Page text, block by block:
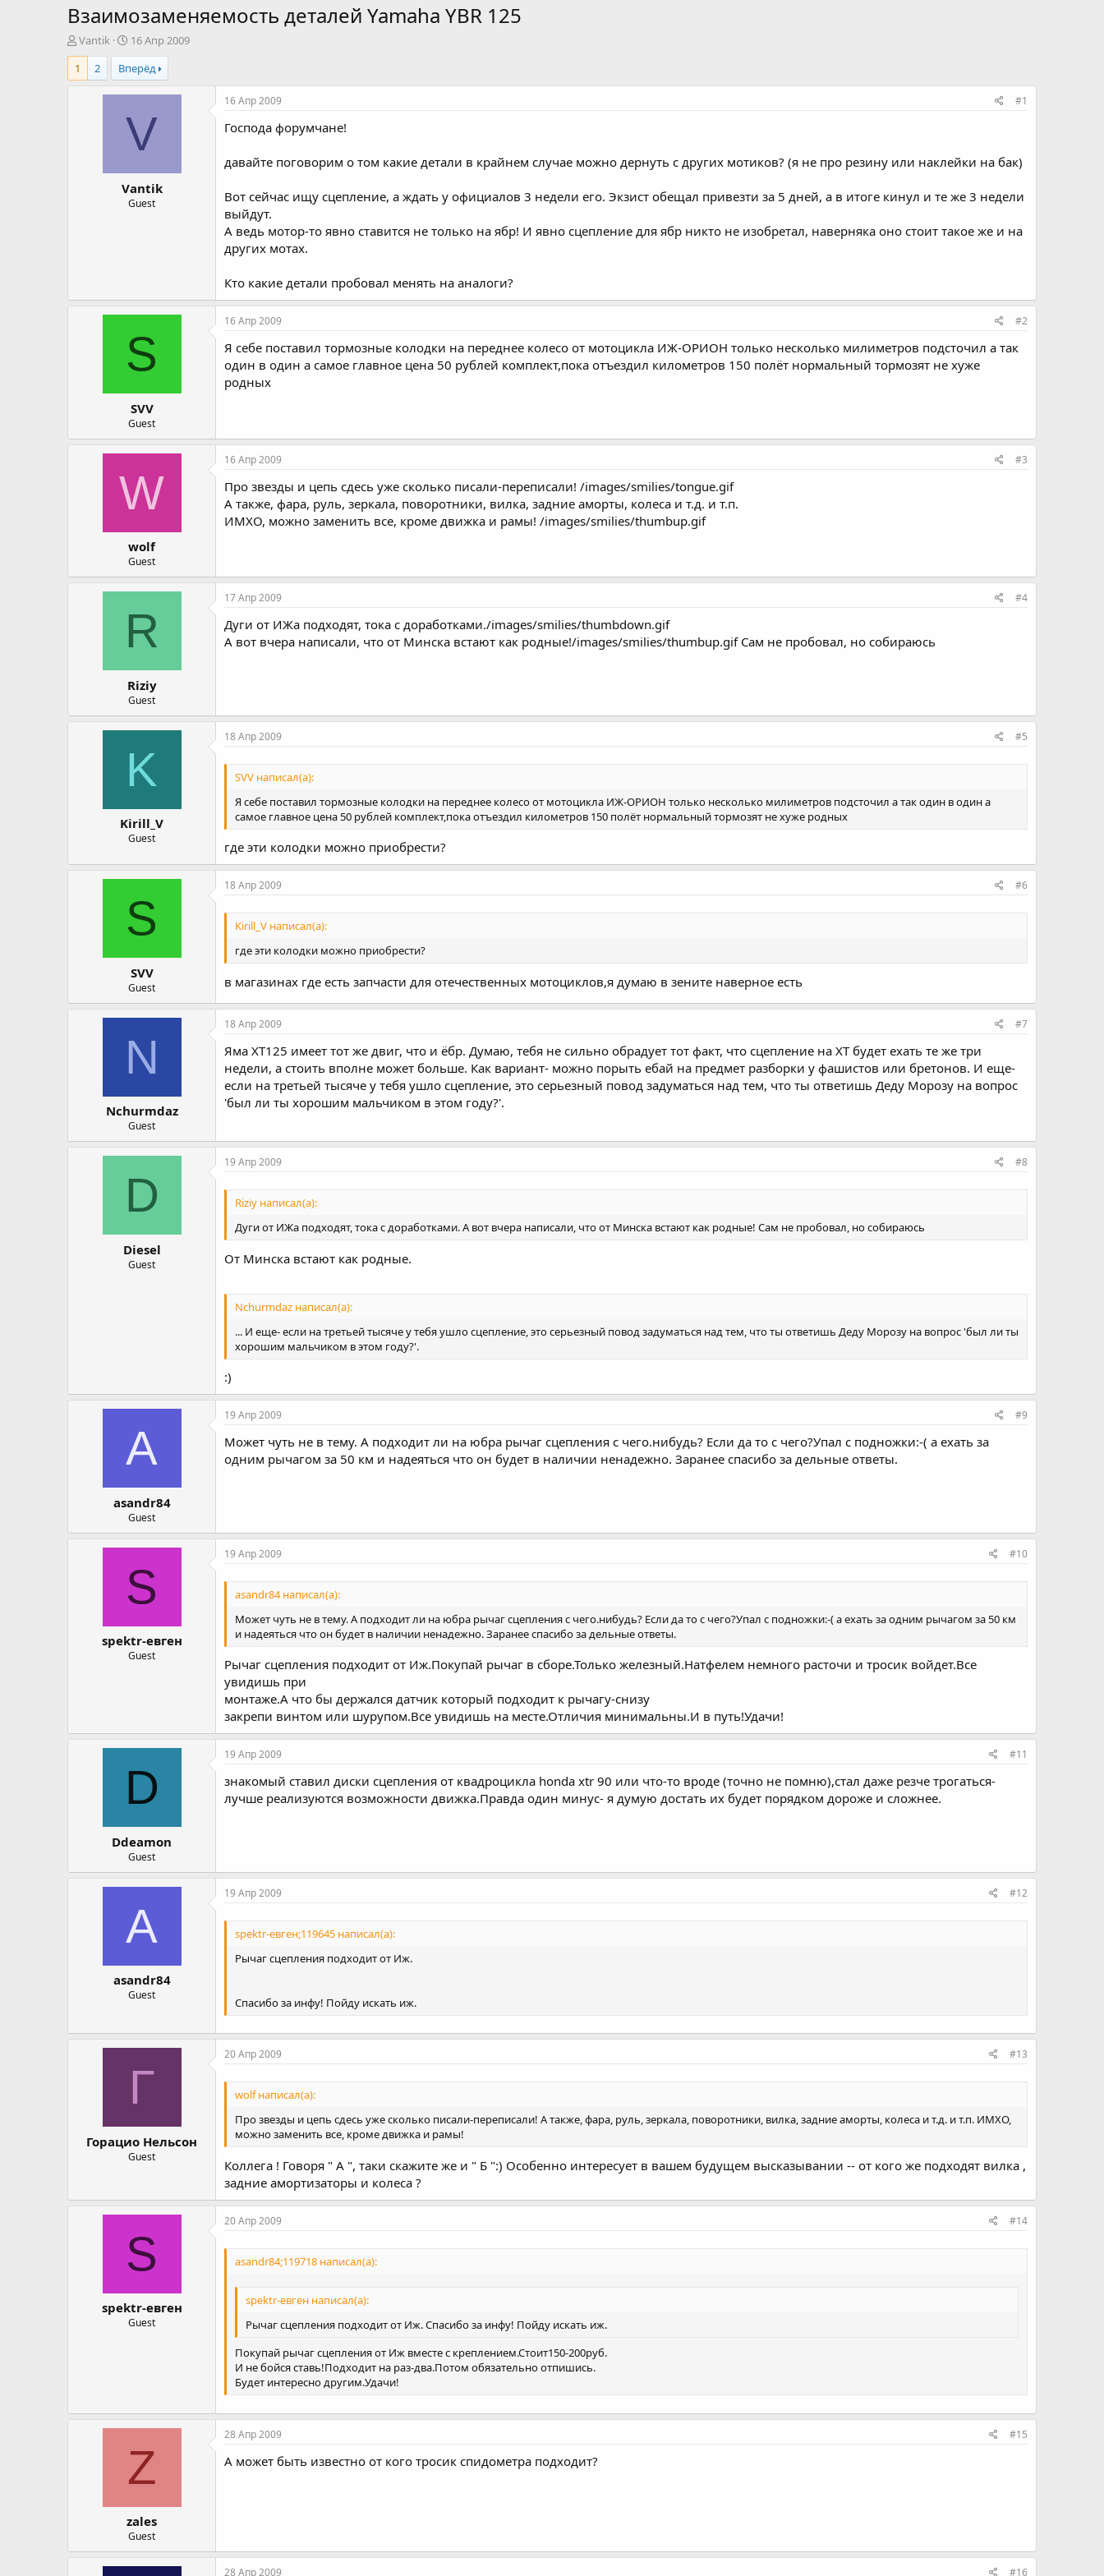
Взаимозаменяемость деталей Yamaha YBR 125
А
в
т
о
Vantik
Д
а
т
а
н
ч
а
а
16 Апр 2009
1
2 Вперёд
V
Vantik
Guest
16 Апр 2009 #1
Господа форумчане!
давайте поговорим о том какие детали в крайнем случае можно дернуть с других мотиков? (я не про резину или наклейки на бак)
Вот сейчас ищу сцепление, а ждать у официалов 3 недели его. Экзист обещал привезти за 5 дней, а в итоге кинул и те же 3 недели
выйдут.
А ведь мотор-то явно ставится не только на ябр! И явно сцепление для ябр никто не изобретал, наверняка оно стоит такое же и на
других мотах.
Кто какие детали пробовал менять на аналоги?
S
SVV
Guest
16 Апр 2009 #2
Я себе поставил тормозные колодки на переднее колесо от мотоцикла ИЖ-ОРИОН только несколько милиметров подсточил а так
один в один а самое главное цена 50 рублей комплект,пока отъездил километров 150 полёт нормальный тормозят не хуже
родных
W
wolf
Guest
16 Апр 2009 #3
Про звезды и цепь сдесь уже сколько писали-переписали! /images/smilies/tongue.gif
А также, фара, руль, зеркала, поворотники, вилка, задние аморты, колеса и т.д. и т.п.
ИМХО, можно заменить все, кроме движка и рамы! /images/smilies/thumbup.gif
R
Riziy
Guest
17 Апр 2009 #4
Дуги от ИЖа подходят, тока с доработками./images/smilies/thumbdown.gif
А вот вчера написали, что от Минска встают как родные!/images/smilies/thumbup.gif Сам не пробовал, но собираюсь
K
Kirill_V
Guest
18 Апр 2009 #5
SVV написал(а):
Я себе поставил тормозные колодки на переднее колесо от мотоцикла ИЖ-ОРИОН только несколько милиметров подсточил а так один в один а
самое главное цена 50 рублей комплект,пока отъездил километров 150 полёт нормальный тормозят не хуже родных
где эти колодки можно приобрести?
S
SVV
Guest
18 Апр 2009 #6
Kirill_V написал(а):
где эти колодки можно приобрести?
в магазинах где есть запчасти для отечественных мотоциклов,я думаю в зените наверное есть
N
Nchurmdaz
Guest
18 Апр 2009 #7
Яма ХТ125 имеет тот же двиг, что и ёбр. Думаю, тебя не сильно обрадует тот факт, что сцепление на ХТ будет ехать те же три
недели, а стоить вполне может больше. Как вариант- можно порыть ебай на предмет разборки у фашистов или бретонов. И еще-
если на третьей тысяче у тебя ушло сцепление, это серьезный повод задуматься над тем, что ты ответишь Деду Морозу на вопрос
'был ли ты хорошим мальчиком в этом году?'.
D
Diesel
Guest
19 Апр 2009 #8
Riziy написал(а):
Дуги от ИЖа подходят, тока с доработками. А вот вчера написали, что от Минска встают как родные! Сам не пробовал, но собираюсь
От Минска встают как родные.
Nchurmdaz написал(а):
... И еще- если на третьей тысяче у тебя ушло сцепление, это серьезный повод задуматься над тем, что ты ответишь Деду Морозу на вопрос 'был ли ты
хорошим мальчиком в этом году?'.
:)
A
asandr84
Guest
19 Апр 2009 #9
Может чуть не в тему. А подходит ли на юбра рычаг сцепления с чего.нибудь? Если да то с чего?Упал с подножки:-( а ехать за
одним рычагом за 50 км и надеяться что он будет в наличии ненадежно. Заранее спасибо за дельные ответы.
S
spektr-евген
Guest
19 Апр 2009 #10
asandr84 написал(а):
Может чуть не в тему. А подходит ли на юбра рычаг сцепления с чего.нибудь? Если да то с чего?Упал с подножки:-( а ехать за одним рычагом за 50 км
и надеяться что он будет в наличии ненадежно. Заранее спасибо за дельные ответы.
Рычаг сцепления подходит от Иж.Покупай рычаг в сборе.Только железный.Натфелем немного расточи и тросик войдет.Все
увидишь при
монтаже.А что бы держался датчик который подходит к рычагу-снизу
закрепи винтом или шурупом.Все увидишь на месте.Отличия минимальны.И в путь!Удачи!
D
Ddeamon
Guest
19 Апр 2009 #11
знакомый ставил диски сцепления от квадроцикла honda xtr 90 или что-то вроде (точно не помню),стал даже резче трогаться-
лучше реализуются возможности движка.Правда один минус- я думую достать их будет порядком дороже и сложнее.
A
asandr84
Guest
19 Апр 2009 #12
spektr-евген;119645 написал(а):
Рычаг сцепления подходит от Иж.
Спасибо за инфу! Пойду искать иж.
Г
Горацио Нельсон
Guest
20 Апр 2009 #13
wolf написал(а):
Про звезды и цепь сдесь уже сколько писали-переписали! А также, фара, руль, зеркала, поворотники, вилка, задние аморты, колеса и т.д. и т.п. ИМХО,
можно заменить все, кроме движка и рамы!
Коллега ! Говоря " А ", таки скажите же и " Б ":) Особенно интересует в вашем будущем высказывании -- от кого же подходят вилка ,
задние амортизаторы и колеса ?
S
spektr-евген
Guest
20 Апр 2009 #14
asandr84;119718 написал(а):
spektr-евген написал(а):
Рычаг сцепления подходит от Иж. Спасибо за инфу! Пойду искать иж.
Покупай рычаг сцепления от Иж вместе с креплением.Стоит150-200руб.
И не бойся ставь!Подходит на раз-два.Потом обязательно отпишись.
Будет интересно другим.Удачи!
Z
zales
Guest
28 Апр 2009 #15
А может быть известно от кого тросик спидометра подходит?
28 Апр 2009 #16